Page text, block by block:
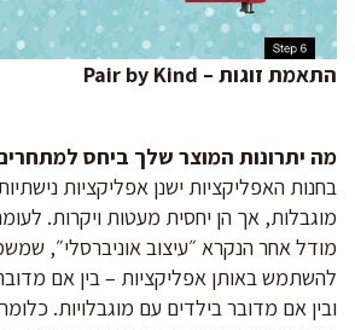
התאמת זוגות – Pair by Kind
מה יתרונות המוצר שלך ביחס
בחנות האפליקציות ישנן אפליקציות
מוגבלות, אך הן יחסית מעטות ויקרות.
מודל אחר הנקרא ״עיצוב אוניברסלי״,
להשתמש באותן אפליקציות – בין אם
ובין אם מדובר בילדים עם מוגבלויות.